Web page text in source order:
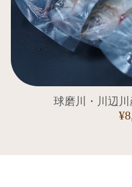
球磨川・川辺川